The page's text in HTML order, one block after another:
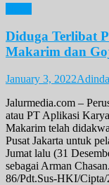
Diduga Terlibat
Makarim dan
January 3, 2022
Jalurmedia.com –
atau PT Aplikasi
Makarim telah
Pusat Jakarta untuk
Jumat lalu (31
sebagai Arman
86/Pdt.Sus-HKI/